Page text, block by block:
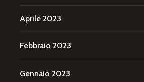
Aprile 2023
Febbraio 2023
Gennaio 2023